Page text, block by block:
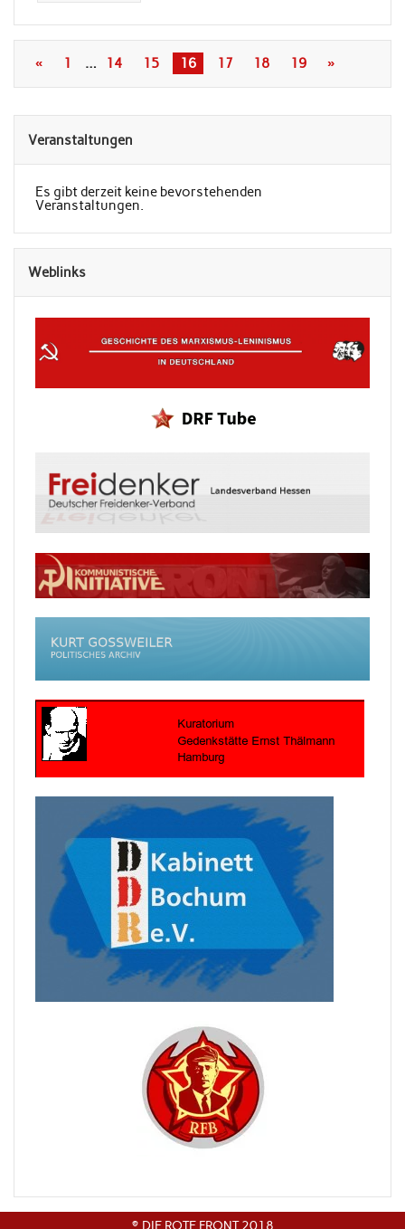
« 1 … 14 15 16 17 18 19 »
Veranstaltungen
Es gibt derzeit keine bevorstehenden
Veranstaltungen.
Weblinks
© DIE ROTE FRONT 2018